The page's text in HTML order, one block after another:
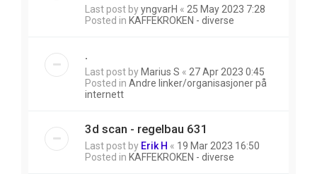
Last post byyngvarH « 25 May 2023 7:28
Posted in KAFFEKROKEN - diverse
.
Last post by Marius S « 27 Apr 2023 0:45
Posted in Andre linker/organisasjoner på
internett
3d scan - regelbau 631
Last post by Erik H « 19 Mar 2023 16:50
Posted in KAFFEKROKEN - diverse